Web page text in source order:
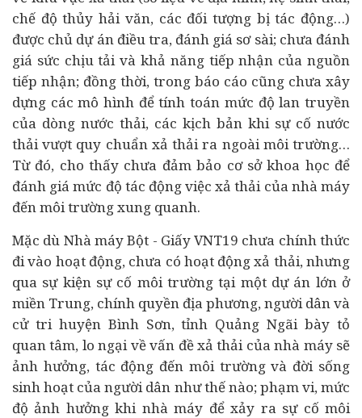
chế độ thủy hải văn, các đối tượng bị tác động…)
được chủ dự án điều tra, đánh giá sơ sài; chưa đánh
giá sức chịu tải và khả năng tiếp nhận của nguồn
tiếp nhận; đồng thời, trong báo cáo cũng chưa xây
dựng các mô hình để tính toán mức độ lan truyền
của dòng nước thải, các kịch bản khi sự cố nước
thải vượt quy chuẩn xả thải ra ngoài môi trường…
Từ đó, cho thấy chưa đảm bảo cơ sở khoa học để
đánh giá mức độ tác động việc xả thải của nhà máy
đến môi trường xung quanh.
Mặc dù Nhà máy Bột - Giấy VNT19 chưa chính thức
đi vào hoạt động, chưa có hoạt động xả thải, nhưng
qua sự kiện sự cố môi trường tại một dự án lớn ở
miền Trung, chính quyền địa phương, người dân và
cử tri huyện Bình Sơn, tỉnh Quảng Ngãi bày tỏ
quan tâm, lo ngại về vấn đề xả thải của nhà máy sẽ
ảnh hưởng, tác động đến môi trường và đời sống
sinh hoạt của người dân như thế nào; phạm vi, mức
độ ảnh hưởng khi nhà máy để xảy ra sự cố môi